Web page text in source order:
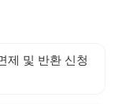
제 및 반환 신청